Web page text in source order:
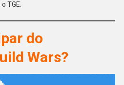
TGE.
do
Wars?